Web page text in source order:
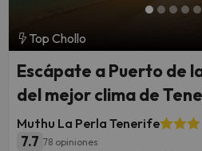
Top Chollo
Escápate a Puerto de
del mejor clima de
Muthu La Perla Tenerife
7.7 78 opiniones